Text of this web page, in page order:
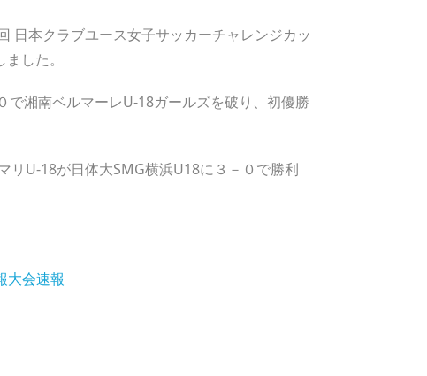
日本クラブユース女子サッカーチャレンジカッ
した。
で湘南ベルマーレU-18ガールズを破り、初優勝
リU-18が日体大SMG横浜U18に３－０で勝利
大会速報